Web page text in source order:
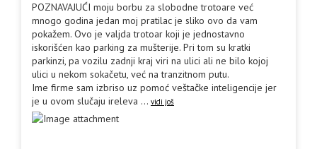
POZNAVAJUĆI moju borbu za slobodne trotoare već
mnogo godina jedan moj pratilac je sliko ovo da vam
pokažem. Ovo je valjda trotoar koji je jednostavno
iskorišćen kao parking za mušterije. Pri tom su kratki
parkinzi, pa vozilu zadnji kraj viri na ulici ali ne bilo kojoj
ulici u nekom sokačetu, već na tranzitnom putu.
Ime firme sam izbriso uz pomoć veštačke inteligencije jer
je u ovom slučaju ireleva ... vidi još